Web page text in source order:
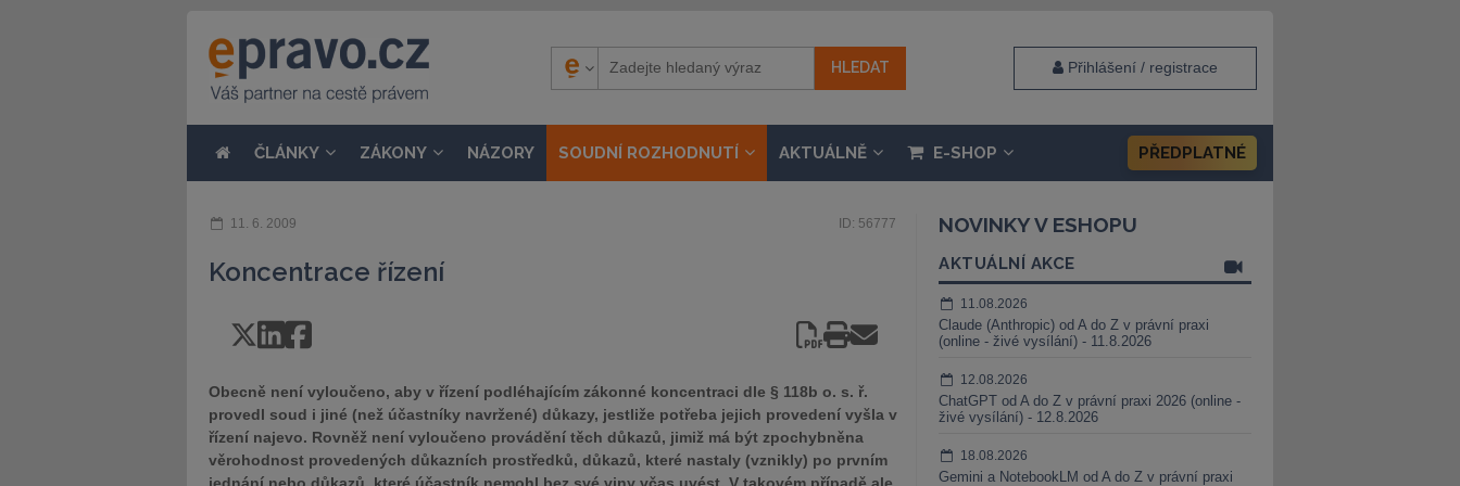
Přihlášení / registrace
ČLÁNKY ZÁKONY NÁZORY SOUDNÍ ROZHODNUTÍ AKTUÁLNĚ E-SHOP PŘEDPLATNÉ
11. 6. 2009 ID: 56777
Koncentrace řízení
Obecně není vyloučeno, aby v řízení podléhajícím zákonné koncentraci dle § 118b o. s. ř.
provedl soud i jiné (než účastníky navržené) důkazy, jestliže potřeba jejich provedení vyšla v
řízení najevo. Rovněž není vyloučeno provádění těch důkazů, jimiž má být zpochybněna
věrohodnost provedených důkazních prostředků, důkazů, které nastaly (vznikly) po prvním
NOVINKY V ESHOPU
AKTUÁLNÍ AKCE
11.08.2026
Claude (Anthropic) od A do Z v právní praxi
(online - živé vysílání) - 11.8.2026
12.08.2026
ChatGPT od A do Z v právní praxi 2026 (online -
živé vysílání) - 12.8.2026
18.08.2026
Gemini a NotebookLM od A do Z v právní praxi